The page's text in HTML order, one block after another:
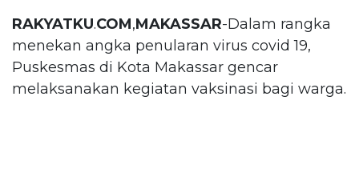
RAKYATKU.COM,MAKASSAR-Dalam rangka
menekan angka penularan virus covid 19,
Puskesmas di Kota Makassar gencar
melaksanakan kegiatan vaksinasi bagi warga.